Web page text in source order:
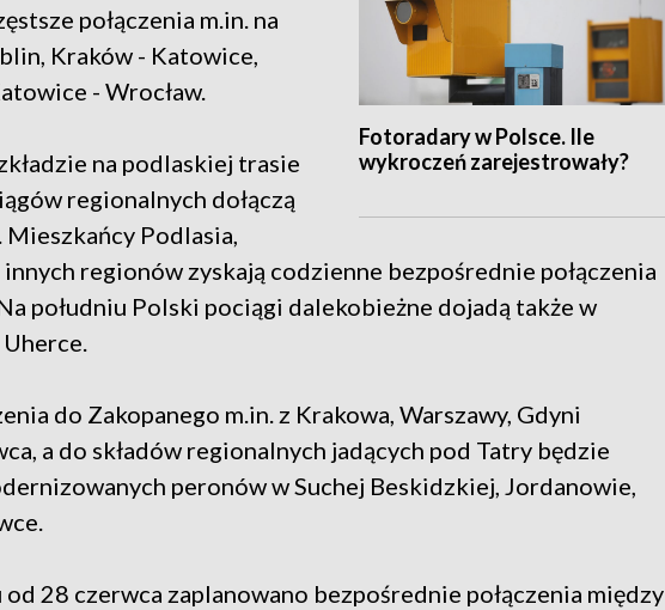
Fotoradary w Polsce. Ile
wykroczeń zarejestrowały?
połączenia m.in. na
Kraków - Katowice,
- Wrocław.
na podlaskiej trasie
regionalnych dołączą
Mieszkańcy Podlasia,
regionów zyskają codzienne bezpośrednie połączenia
południu Polski pociągi dalekobieżne dojadą także w
do Zakopanego m.in. z Krakowa, Warszawy, Gdyni
a do składów regionalnych jadących pod Tatry będzie
peronów w Suchej Beskidzkiej, Jordanowie,
28 czerwca zaplanowano bezpośrednie połączenia między